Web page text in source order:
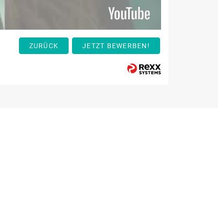
ZURÜCK JETZT BEWERBEN!